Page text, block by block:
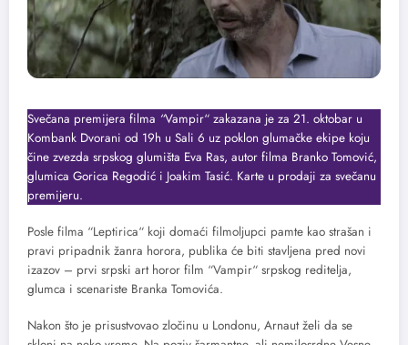
Svečana premijera filma “Vampir“ zakazana je za 21. oktobar u
Kombank Dvorani od 19h u Sali 6 uz poklon glumačke ekipe koju
čine zvezda srpskog glumišta Eva Ras, autor filma Branko Tomović,
glumica Gorica Regodić i Joakim Tasić. Karte u prodaji za svečanu
premijeru.
Posle filma “Leptirica“ koji domaći filmoljupci pamte kao strašan i
pravi pripadnik žanra horora, publika će biti stavljena pred novi
izazov – prvi srpski art horor film “Vampir“ srpskog reditelja,
glumca i scenariste Branka Tomovića.
Nakon što je prisustvovao zločinu u Londonu, Arnaut želi da se